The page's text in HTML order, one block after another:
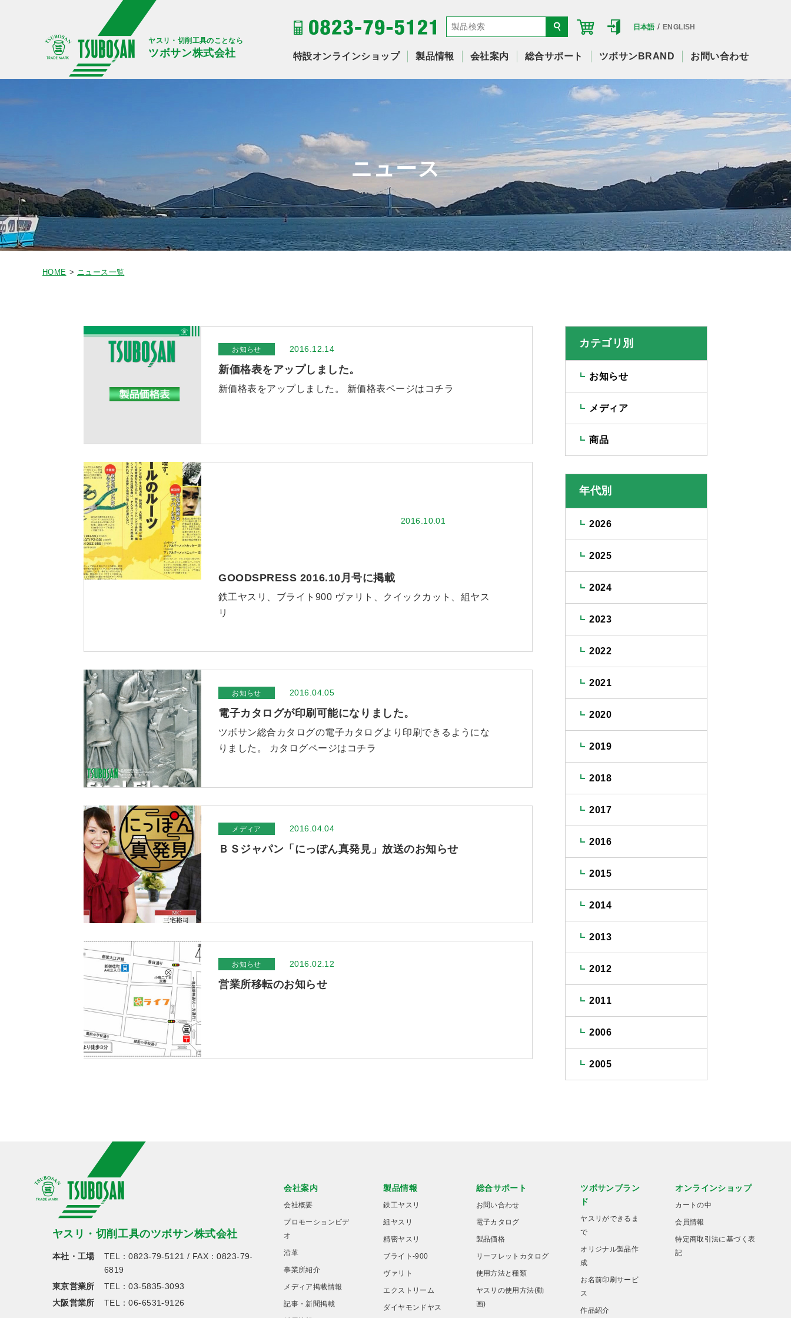
ヤスリ・切削工具のことなら
ツボサン株式会社
日本語/ENGLISH
特設オンラインショップ 製品情報 会社案内 総合サポート ツボサンBRAND お問い合わせ
ニュース
NEWS RELEASE
HOME ニュース一覧
お知らせ 2016.12.14
新価格表をアップしました。
新価格表をアップしました。 新価格表ページはコチラ
2016.10.01
GOODSPRESS 2016.10月号に掲載
鉄工ヤスリ、ブライト900 ヴァリト、クイックカット、組ヤス
リ
お知らせ 2016.04.05
電子カタログが印刷可能になりました。
ツボサン総合カタログの電子カタログより印刷できるようにな
りました。 カタログページはコチラ
メディア 2016.04.04
ＢＳジャパン「にっぽん真発見」放送のお知らせ
お知らせ 2016.02.12
営業所移転のお知らせ
カテゴリ別
お知らせ
メディア
商品
年代別
2026
2025
2024
2023
2022
2021
2020
2019
2018
2017
2016
2015
2014
2013
2012
2011
2006
2005
ヤスリ・切削工具のツボサン株式会社
本社・工場 TEL：0823-79-5121 / FAX：0823-79-
6819
東京営業所
TEL：03-5835-3093
大阪営業所
TEL：06-6531-9126
会社案内
会社概要
プロモーションビデ
オ
沿革
事業所紹介
メディア掲載情報
記事・新聞掲載
製品情報
鉄工ヤスリ
組ヤスリ
精密ヤスリ
ブライト-900
ヴァリト
エクストリーム
ダイヤモンドヤス
総合サポート
お問い合わせ
電子カタログ
製品価格
リーフレットカタログ
使用方法と種類
ヤスリの使用方法(動
画)
ツボサンブラン
ド
ヤスリができるま
で
オリジナル製品作
成
お名前印刷サービ
ス
作品紹介
オンラインショップ
カートの中
会員情報
特定商取引法に基づく表
記